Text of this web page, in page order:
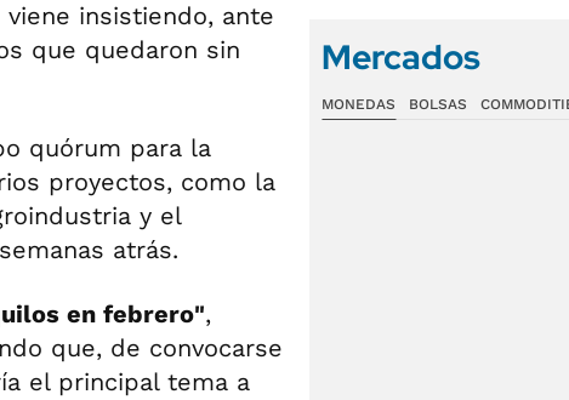
insistiendo, ante
que quedaron sin
quórum para la
proyectos, como la
y el
atrás.
en febrero",
que, de convocarse
el principal tema a
Mercados
MONEDAS BOLSAS